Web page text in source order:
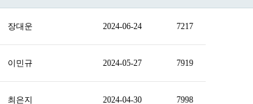
장대운 2024-06-24 7217
이민규 2024-05-27 7919
최은지 2024-04-30 7998